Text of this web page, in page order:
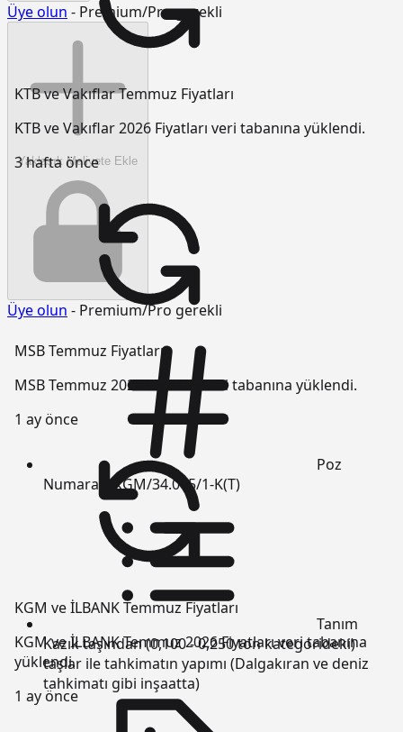
KTB ve Vakıflar Temmuz Fiyatları
KTB ve Vakıflar 2026 Fiyatları veri tabanına yüklendi.
3 hafta önce
MSB Temmuz Fiyatları
MSB Temmuz 2026 Fiyatları veri tabanına yüklendi.
1 ay önce
KGM ve İLBANK Temmuz Fiyatları
KGM ve İLBANK Temmuz 2026 Fiyatları veri tabanına
yüklendi.
1 ay önce
Üye olun - Premium/Pro gerekli
Yaklaşık Maliyete Ekle
Üye olun - Premium/Pro gerekli
Poz
Numarası
KGM/34.005/1-K(T)
Tanım
Kazık taşından (0,100 - 0,250 ton kategorideki)
taşlar ile tahkimatın yapımı (Dalgakıran ve deniz
tahkimatı gibi inşaatta)